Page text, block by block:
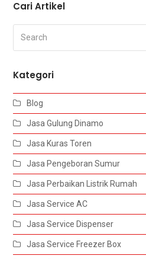
Cari Artikel
Kategori
Blog
Jasa Gulung Dinamo
Jasa Kuras Toren
Jasa Pengeboran Sumur
Jasa Perbaikan Listrik Rumah
Jasa Service AC
Jasa Service Dispenser
Jasa Service Freezer Box